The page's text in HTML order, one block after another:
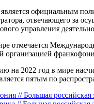
официальным
отвечающего за
управления
отмечается
организацией
2022 год в мире
пятым по
// Большая российская